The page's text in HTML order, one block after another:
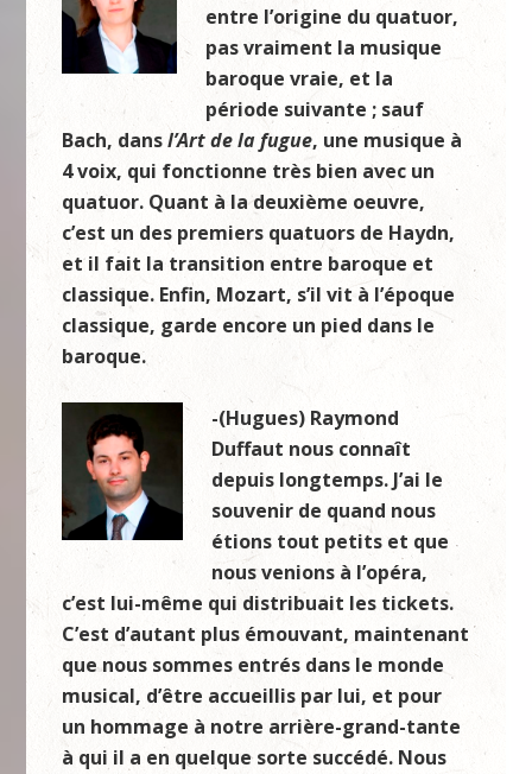
entre l’origine du quatuor,
pas vraiment la musique
baroque vraie, et la
période suivante ; sauf
Bach, dansl’Art de la fugue, une musique à
4 voix, qui fonctionne très bien avec un
quatuor. Quant à la deuxième oeuvre,
c’est un des premiers quatuors de Haydn,
et il fait la transition entre baroque et
classique. Enfin, Mozart, s’il vit à l’époque
classique, garde encore un pied dans le
baroque.
-(Hugues) Raymond
Duffaut nous connaît
depuis longtemps. J’ai le
souvenir de quand nous
étions tout petits et que
nous venions à l’opéra,
c’est lui-même qui distribuait les tickets.
C’est d’autant plus émouvant, maintenant
que nous sommes entrés dans le monde
musical, d’être accueillis par lui, et pour
un hommage à notre arrière-grand-tante
à qui il a en quelque sorte succédé. Nous